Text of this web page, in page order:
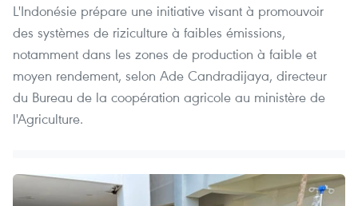
L'Indonésie prépare une initiative visant à promouvoir
des systèmes de riziculture à faibles émissions,
notamment dans les zones de production à faible et
moyen rendement, selon Ade Candradijaya, directeur
du Bureau de la coopération agricole au ministère de
l'Agriculture.